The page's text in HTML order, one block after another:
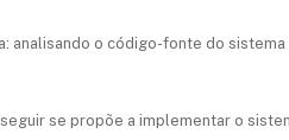
analisando o código-fonte do
se propõe a implementar o